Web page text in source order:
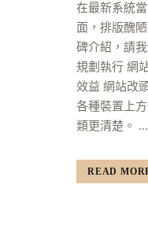
在最新系統
面，排版醜
碑介紹，請
規劃執行 網
效益 網站改
各種裝置上
類更清楚。 ...
READ